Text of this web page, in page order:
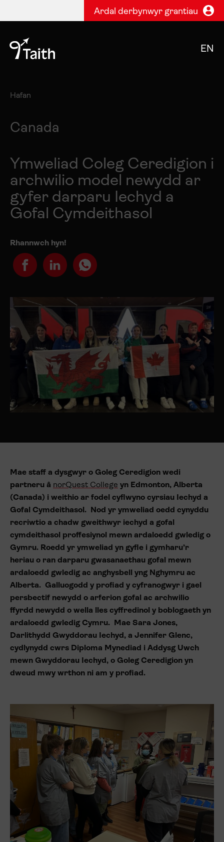
Ardal derbynwyr grantiau
EN
Hafan
Canada
Ymweliad Coleg Ceredigion i
archwilio model newydd ar
gyfer darparu Iechyd a
Gofal Cymdeithasol
Rhannwch hyn!
Mae staff a dysgwyr o Goleg Ceredigion wedi
partneru â norQuest College yn Edmonton, Alberta
(Canada) i weithio ar fodel cyflwyno cyrsiau Iechyd a
Gofal Cymdeithasol. Nod yr ymweliad oedd cynyddu
recriwtio a chadw gweithwyr iechyd a gofal
cymdeithasol proffesiynol mewn ardaloedd gwledig o
Gymru. Roedd yr ymweliad yn gyfle i gymharu’r
heriau o ran darparu gwasanaethau gofal mewn
ardaloedd gwledig ac anghysbell yng Nghymru ac
Alberta. Galluogodd y profiad y cyfranogwyr i gael
persbectif newydd o arferion gofal ac archwilio
ffyrdd newydd o wella lles cyffredinol y boblogaeth yn
ardaloedd gwledig Cymru.
Mae Sara Jones,
Darlithydd Gwyddorau Iechyd, a Jennifer Glenc,
cydlynydd cwrs Diploma Mynediad i Addysg Uwch
mewn Gwyddorau Iechyd, o Goleg Ceredigion yn
dweud mwy wrthon ni am y profiad.